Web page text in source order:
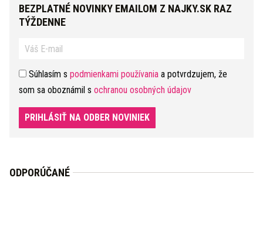
BEZPLATNÉ NOVINKY EMAILOM Z NAJKY.SK RAZ
TÝŽDENNE
Súhlasím s podmienkami používania a potvrdzujem, že
som sa oboznámil s ochranou osobných údajov
PRIHLÁSIŤ NA ODBER NOVINIEK
ODPORÚČANÉ